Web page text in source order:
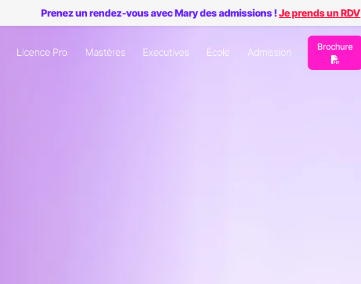
Prenez un rendez-vous avec Mary des admissions !Je prends un RDV
Licence Pro Mastères Executives École Admission Brochure